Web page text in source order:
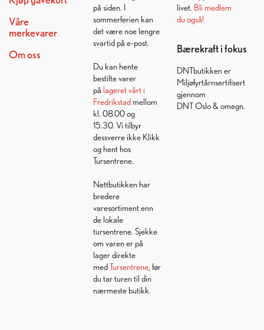
Våre
merkevarer
Om oss
på siden. I
sommerferien kan
det være noe lengre
svartid på e-post.
Du kan hente
bestilte varer
på lageret vårt i
Fredrikstadmellom
kl. 08.00 og
15.30. Vi tilbyr
dessverre ikke Klikk
og hent hos
Tursentrene.
Nettbutikken har
bredere
varesortiment enn
de lokale
tursentrene. Sjekke
om varen er på
lager direkte
medTursentrene, før
du tar turen til din
nærmeste butikk.
livet. Bli medlem
du også!
Bærekraft i fokus
DNTbutikken er
Miljøfyrtårnsertifisert
gjennom
DNT Oslo & omegn.